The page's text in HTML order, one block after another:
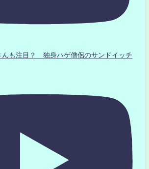
んも注目？ 独身ハゲ僧侶のサンドイッチ